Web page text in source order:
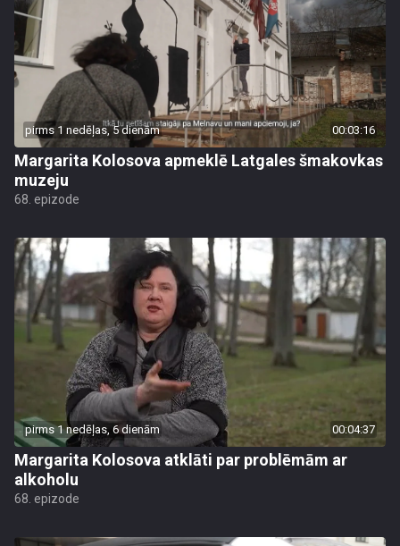
pirms 1 nedēļas, 5 dienām 00:03:16
Margarita Kolosova apmeklē Latgales šmakovkas
muzeju
68. epizode
pirms 1 nedēļas, 6 dienām 00:04:37
Margarita Kolosova atklāti par problēmām ar
alkoholu
68. epizode